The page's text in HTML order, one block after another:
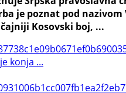
je poznat pod
Kosovski boj, ...
konja ...